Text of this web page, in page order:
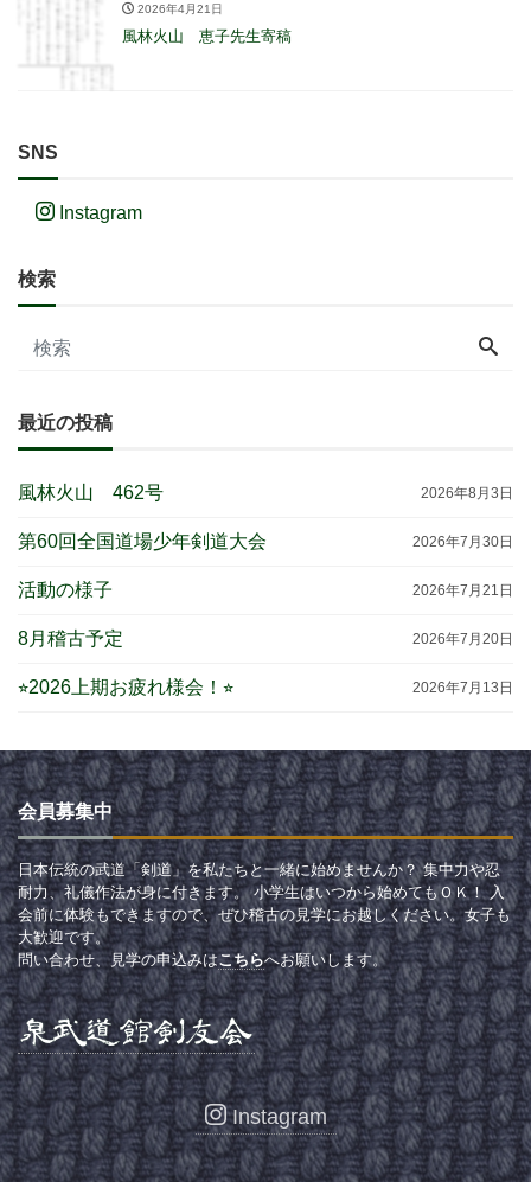
2026年4月21日
風林火山 恵子先生寄稿
SNS
Instagram
検索
最近の投稿
風林火山 462号 2026年8月3日
第60回全国道場少年剣道大会 2026年7月30日
活動の様子 2026年7月21日
8月稽古予定 2026年7月20日
⭐︎2026上期お疲れ様会！⭐︎ 2026年7月13日
会員募集中
日本伝統の武道「剣道」を私たちと一緒に始めませんか？ 集中力や忍
耐力、礼儀作法が身に付きます。 小学生はいつから始めてもＯＫ！ 入
会前に体験もできますので、ぜひ稽古の見学にお越しください。女子も
大歓迎です。
問い合わせ、見学の申込みはこちらへお願いします。
Instagram